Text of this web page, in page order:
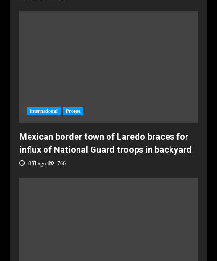
International Protest
Mexican border town of Laredo braces for
influx of National Guard troops in backyard
8 ปี ago 766